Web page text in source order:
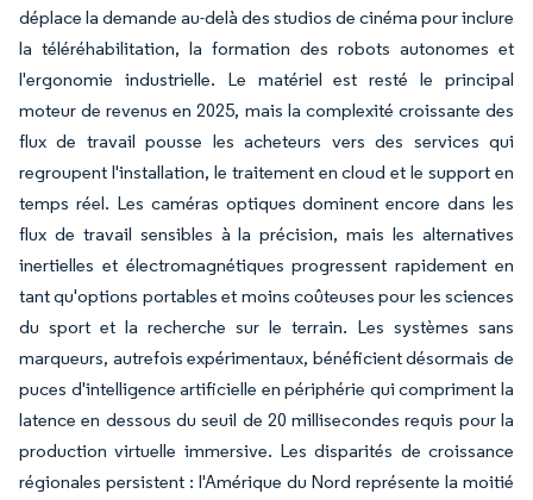
déplace la demande au-delà des studios de cinéma pour inclure
la téléréhabilitation, la formation des robots autonomes et
l'ergonomie industrielle. Le matériel est resté le principal
moteur de revenus en 2025, mais la complexité croissante des
flux de travail pousse les acheteurs vers des services qui
regroupent l'installation, le traitement en cloud et le support en
temps réel. Les caméras optiques dominent encore dans les
flux de travail sensibles à la précision, mais les alternatives
inertielles et électromagnétiques progressent rapidement en
tant qu'options portables et moins coûteuses pour les sciences
du sport et la recherche sur le terrain. Les systèmes sans
marqueurs, autrefois expérimentaux, bénéficient désormais de
puces d'intelligence artificielle en périphérie qui compriment la
latence en dessous du seuil de 20 millisecondes requis pour la
production virtuelle immersive. Les disparités de croissance
régionales persistent : l'Amérique du Nord représente la moitié